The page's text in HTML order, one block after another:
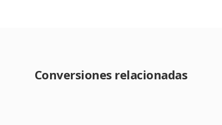
Conversiones relacionadas